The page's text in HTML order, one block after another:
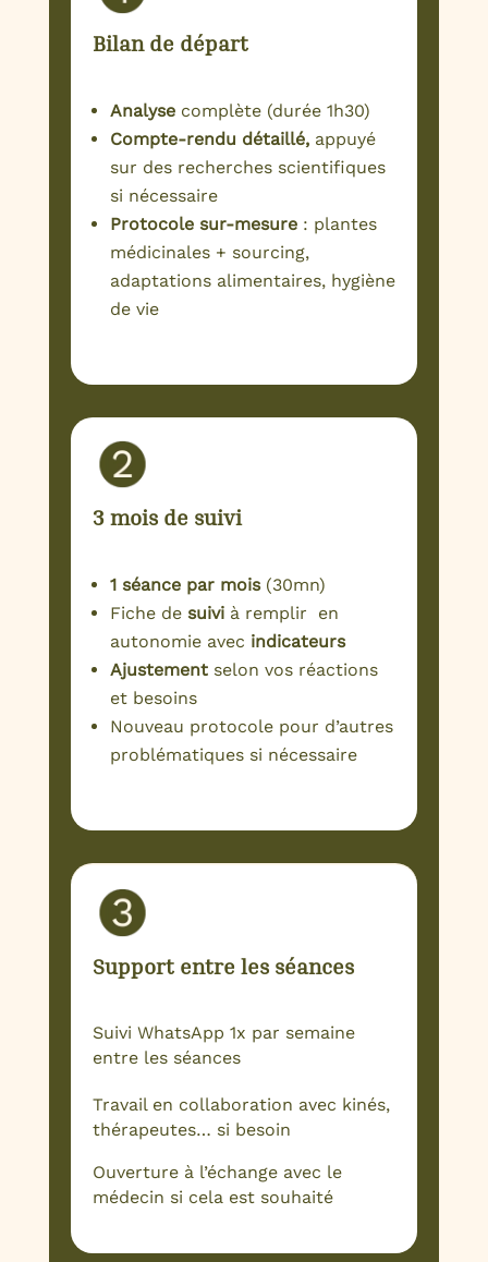
Bilan de départ
Analysecomplète (durée 1h30)
Compte-rendu détaillé, appuyé
sur des recherches scientifiques
si nécessaire
Protocole sur-mesure: plantes
médicinales + sourcing,
adaptations alimentaires, hygiène
de vie
3 mois de suivi
1 séance par mois(30mn)
Fiche de suivià remplir en
autonomie avec indicateurs
Ajustementselon vos réactions
et besoins
Nouveau protocole pour d’autres
problématiques si nécessaire
Support entre les séances
Suivi WhatsApp 1x par semaine
entre les séances
Travail en collaboration avec kinés,
thérapeutes… si besoin
Ouverture à l’échange avec le
médecin si cela est souhaité